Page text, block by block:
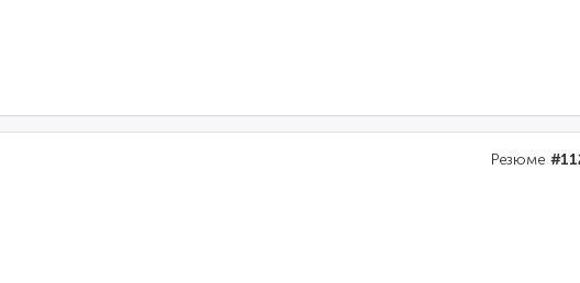
Резюме